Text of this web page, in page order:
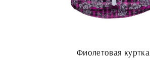
Фиолетовая куртка